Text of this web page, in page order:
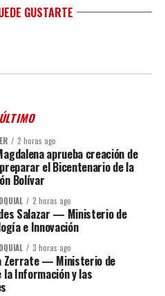
GUSTARTE
2 horas ago
aprueba creación de
el Bicentenario de la
Bolívar
2 horas ago
Salazar — Ministerio de
e Innovación
3 horas ago
Zerrate — Ministerio de
la Información y las